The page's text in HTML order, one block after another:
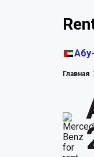
Главная